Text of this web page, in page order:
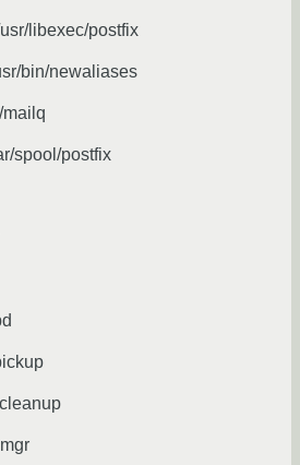
libexec/postfix
bin/newaliases
spool/postfix